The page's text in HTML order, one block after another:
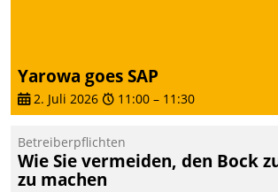
zielgerichtete
Mieterbefragungen – eine
starke Grundlage für
intelligente,
datengestützte
Entscheidungen.
Yarowa goes SAP
2. Juli 2026 11:00 – 11:30
Betreiberpflichten
Wie Sie vermeiden, den Bock
zu machen